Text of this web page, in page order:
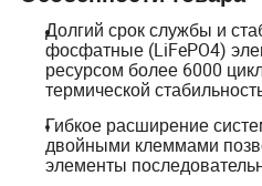
Долгий срок службы и
фосфатные (LiFePO4)
ресурсом более 6000
термической
Гибкое расширение
двойными клеммами
элементы